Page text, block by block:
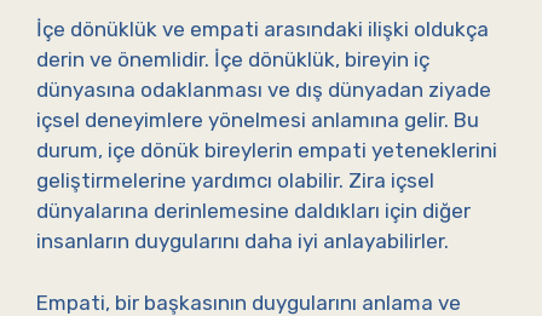
İçe dönüklük ve empati arasındaki ilişki oldukça
derin ve önemlidir. İçe dönüklük, bireyin iç
dünyasına odaklanması ve dış dünyadan ziyade
içsel deneyimlere yönelmesi anlamına gelir. Bu
durum, içe dönük bireylerin empati yeteneklerini
geliştirmelerine yardımcı olabilir. Zira içsel
dünyalarına derinlemesine daldıkları için diğer
insanların duygularını daha iyi anlayabilirler.
Empati, bir başkasının duygularını anlama ve